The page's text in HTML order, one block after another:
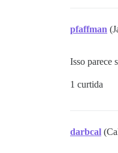
pfaffman
Isso parece
1 curtida
darbcal